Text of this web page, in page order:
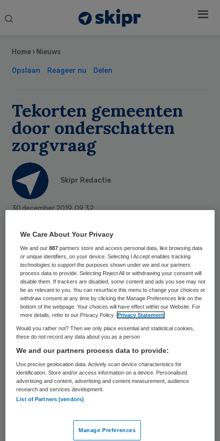
Search
Home › Nieuws
Opslaan Reageer nu Delen
Tekorten gemeenten
door onderschatten
zorgvraag
Skipr Redactie
30 december 2019,09:32
Gemeenten hebben onderschat hoe veel
meer jongeren en ouderen om hun hulp
zouden vragen nadat lokale overheden die
verantwoordelijkheid hadden overgenomen.
Dat zegt algemeen directeur Jantine
Kriens van de Vereniging van Nederlandse
Gemeenten in de Volkskrant, vijf jaar na de
overheveling van zorgtaken naar lokale
overheden. Bijna alle gemeenten kampen
daardoor met fikse financiële tekorten.
gemeente. De ondersteuning van zeker 2
Sidebar
We Care About Your Privacy
We and our887 partners store and access personal data, like browsing data
or unique identifiers, on your device. Selecting I Accept enables tracking
technologies to support the purposes shown under we and our partners
process data to provide. Selecting Reject All or withdrawing your consent will
disable them. If trackers are disabled, some content and ads you see may not
be as relevant to you. You can resurface this menu to change your choices or
withdraw consent at any time by clicking the Manage Preferences link on the
bottom of the webpage. Your choices will have effect within our Website. For
more details, refer to our Privacy Policy.
Privacy Statement
Would you rather not? Then we only place essential and statistical cookies,
these do not record any data about you as a person
We and our partners process data to provide:
Use precise geolocation data. Actively scan device characteristics for
identification. Store and/or access information on a device. Personalised
advertising and content, advertising and content measurement, audience
research and services development.
List of Partners (vendors)
Manage Preferences